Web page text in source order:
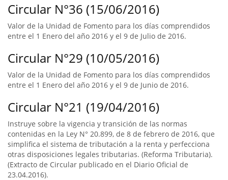
Circular N°36 (15/06/2016)
Valor de la Unidad de Fomento para los días comprendidos
entre el 1 Enero del año 2016 y el 9 de Julio de 2016.
Circular N°29 (10/05/2016)
Valor de la Unidad de Fomento para los días comprendidos
entre el 1 Enero del año 2016 y el 9 de Junio de 2016.
Circular N°21 (19/04/2016)
Instruye sobre la vigencia y transición de las normas
contenidas en la Ley N° 20.899, de 8 de febrero de 2016, que
simplifica el sistema de tributación a la renta y perfecciona
otras disposiciones legales tributarias. (Reforma Tributaria).
(Extracto de Circular publicado en el Diario Oficial de
23.04.2016).